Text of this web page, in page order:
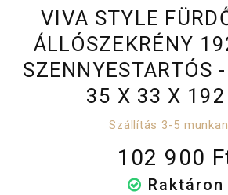
VIVA STYLE
ÁLLÓSZEKRÉNY
SZENNYESTARTÓS
35 X 33 X
Szállítás 3-5
102 900
Raktáron